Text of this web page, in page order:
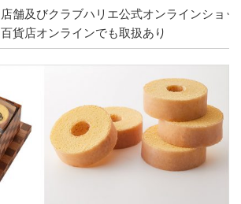
店舗及びクラブハリエ公式オンラインショッ
百貨店オンラインでも取扱あり